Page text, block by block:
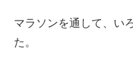
マラソンを通して、い
た。